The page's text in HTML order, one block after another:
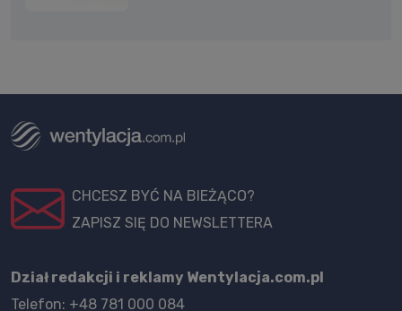
CHCESZ BYĆ NA BIEŻĄCO?
ZAPISZ SIĘ DO NEWSLETTERA
Dział redakcji i reklamy Wentylacja.com.pl
Telefon: +48 781 000 084